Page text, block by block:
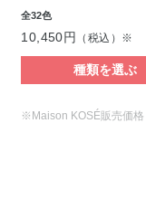
全32色
10,450円 （税込）※
種類を選ぶ
※Maison KOSÉ販売価格